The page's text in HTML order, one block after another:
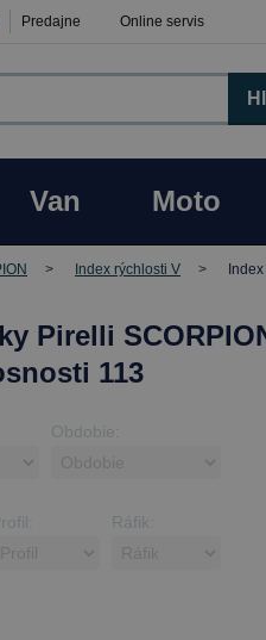
Predajne Online servis
Van Moto
Index rýchlosti V
Pirelli
113
Obdobie:
Ráfik: